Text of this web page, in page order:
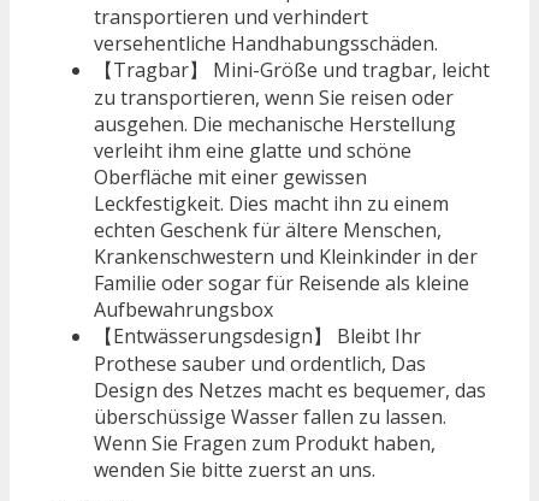
transportieren und verhindert
versehentliche Handhabungsschäden.
【Tragbar】 Mini-Größe und tragbar, leicht
zu transportieren, wenn Sie reisen oder
ausgehen. Die mechanische Herstellung
verleiht ihm eine glatte und schöne
Oberfläche mit einer gewissen
Leckfestigkeit. Dies macht ihn zu einem
echten Geschenk für ältere Menschen,
Krankenschwestern und Kleinkinder in der
Familie oder sogar für Reisende als kleine
Aufbewahrungsbox
【Entwässerungsdesign】 Bleibt Ihr
Prothese sauber und ordentlich, Das
Design des Netzes macht es bequemer, das
überschüssige Wasser fallen zu lassen.
Wenn Sie Fragen zum Produkt haben,
wenden Sie bitte zuerst an uns.